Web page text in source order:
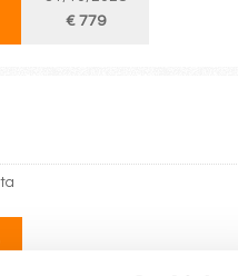
€ 779